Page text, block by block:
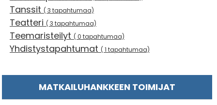
Tanssit ( 3 tapahtumaa)
Teatteri ( 3 tapahtumaa)
Teemaristeilyt ( 0 tapahtumaa)
Yhdistystapahtumat ( 1 tapahtumaa)
MATKAILUHANKKEEN TOIMIJAT